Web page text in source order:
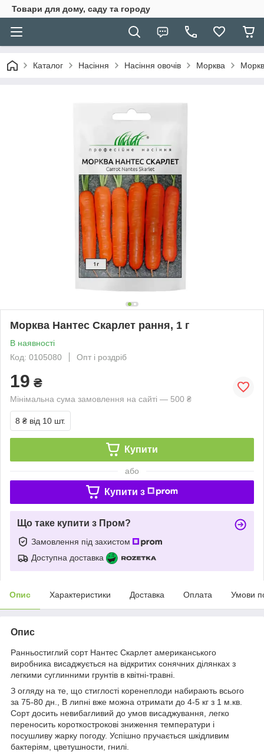
Товари для дому, саду та городу
Каталог Насіння Насіння овочів Морква
Морква Нантес Скарлет рання, 1 г
В наявності
Код: 0105080
Опт і роздріб
19 ₴
Мінімальна сума замовлення на сайті — 500 ₴
8 ₴ від 10 шт.
Купити
або
Купити з
Що таке купити з Пром?
Замовлення під захистом
Доступна доставка
Опис Характеристики Доставка Оплата Умови
Опис
Ранньостиглий сорт Нантес Скарлет американського
виробника висаджується на відкритих сонячних ділянках з
легкими суглинними грунтів в квітні-травні.
З огляду на те, що стиглості коренеплоди набирають всього
за 75-80 дн., В липні вже можна отримати до 4-5 кг з 1 м.кв.
Сорт досить невибагливий до умов висаджування, легко
переносить короткострокові зниження температури і
посушливу жарку погоду. Успішно пручається шкідливим
бактеріям, цветушности, гнилі.